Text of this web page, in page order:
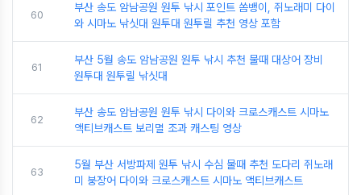
60
부산 송도 암남공원 원투 낚시 포인트 쏨뱅이, 쥐노래미 다이
와 시마노 낚싯대 원투대 원투릴 추천 영상 포함
61
부산 5월 송도 암남공원 원투 낚시 추천 물때 대상어 장비
원투대 원투릴 낚싯대
62
부산 송도 암남공원 원투 낚시 다이와 크로스캐스트 시마노
액티브캐스트 보리멸 조과 캐스팅 영상
63
5월 부산 서방파제 원투 낚시 수심 물때 추천 도다리 쥐노래
미 붕장어 다이와 크로스캐스트 시마노 액티브캐스트